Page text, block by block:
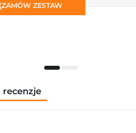
ZAMÓW ZESTAW
recenzje